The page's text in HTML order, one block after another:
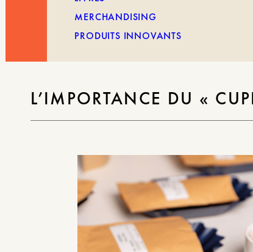
MERCHANDISING
PRODUITS INNOVANTS
L’IMPORTANCE DU «